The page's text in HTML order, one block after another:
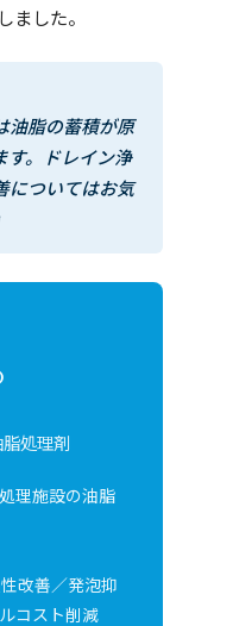
ました。
油脂の蓄積が原
す。ドレイン浄
についてはお気
処理剤
理施設の油脂
改善／発泡抑
コスト削減